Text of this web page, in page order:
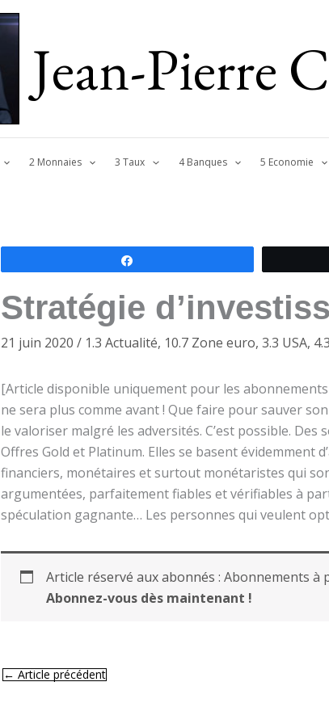
Jean-Pierre
2 Monnaies 3 Taux 4 Banques 5 Economie
Stratégie
21 juin 2020 / 1.3 Actualité, 10.7 Zone euro, 3.3 USA,
[Article disponible uniquement pour les
ne sera plus comme avant ! Que faire pour sauver
le valoriser malgré les adversités. C’est possible.
Offres Gold et Platinum. Elles se basent évidemment
financiers, monétaires et surtout monétaristes qui
argumentées, parfaitement fiables et vérifiables à
spéculation gagnante… Les personnes qui veulent
Article réservé aux abonnés : Abonnements à
Abonnez-vous dès maintenant !
← Article précédent